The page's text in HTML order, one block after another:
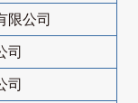
限公司
司
司